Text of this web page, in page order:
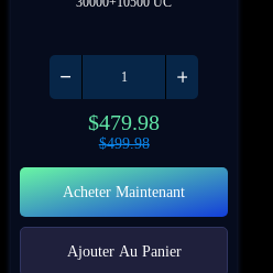
$479.98
$499.98
Acheter Maintenant
Ajouter Au Panier